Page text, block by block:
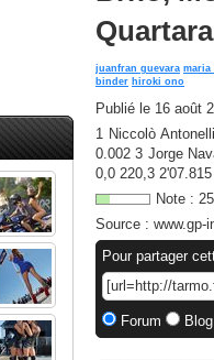
juanfran guevara maria
binder hiroki ono
Publié le 16 août
1 Niccolò
0.002 3 Jorge
0,0 220,3
Note : 25
Source : www.gp-
Pour partager
Forum